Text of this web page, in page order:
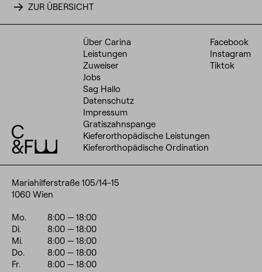
ZUR ÜBERSICHT
Über Carina
Leistungen
Zuweiser
Jobs
Sag Hallo
Datenschutz
Impressum
Gratiszahnspange
Kieferorthopädische Leistungen
Kieferorthopädische Ordination
Facebook
Instagram
Tiktok
Mariahilferstraße 105/14-15
1060 Wien
Mo. 8:00 — 18:00
Di.
8:00 — 18:00
Mi.
8:00 — 18:00
Do.
8:00 — 18:00
Fr.
8:00 — 18:00